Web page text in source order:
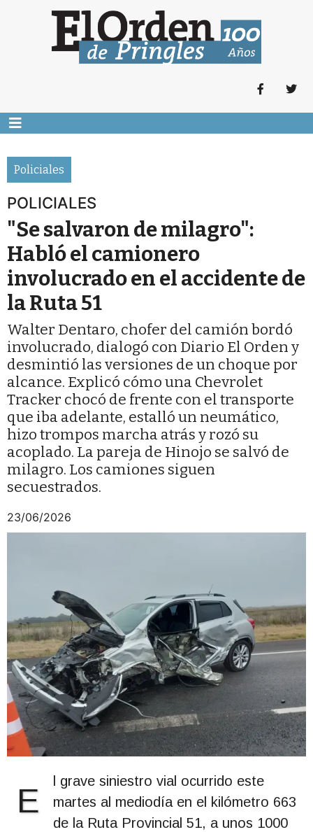
Policiales
POLICIALES
"Se salvaron de milagro":
Habló el camionero
involucrado en el accidente de
la Ruta 51
Walter Dentaro, chofer del camión bordó
involucrado, dialogó con Diario El Orden y
desmintió las versiones de un choque por
alcance. Explicó cómo una Chevrolet
Tracker chocó de frente con el transporte
que iba adelante, estalló un neumático,
hizo trompos marcha atrás y rozó su
acoplado. La pareja de Hinojo se salvó de
milagro. Los camiones siguen
secuestrados.
23/06/2026
E
l grave siniestro vial ocurrido este
martes al mediodía en el kilómetro 663
de la Ruta Provincial 51, a unos 1000